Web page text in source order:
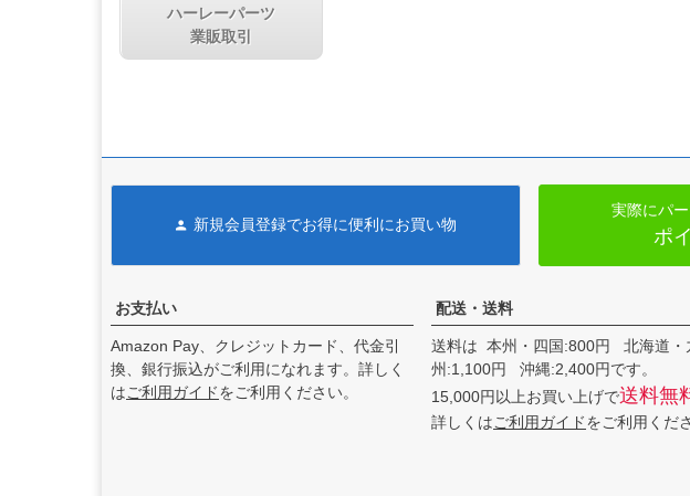
2025.4
Figurati Designs（フィグラ
D&D エキゾースト（ディー
た。
feture ヘルメット（フュー
チャーヘルメット）の取り
扱いを始めました。
ハーレーパーツ
業販取引
新規会員登録でお得に便利にお買い物
実際にパ
ポ
お支払い
Amazon Pay、クレジットカード、代金引
換、銀行振込がご利用になれます。詳しく
はご利用ガイドをご利用ください。
配送・送料
送料は 本州・四国:800円 北海道・
州:1,100円 沖縄:2,400円です。
15,000円以上お買い上げで送料無
詳しくはご利用ガイドをご利用くだ